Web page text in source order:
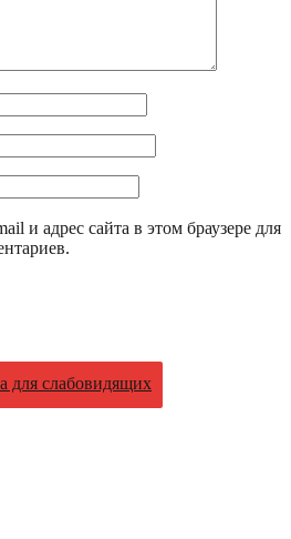
и адрес сайта в этом браузере для
для слабовидящих